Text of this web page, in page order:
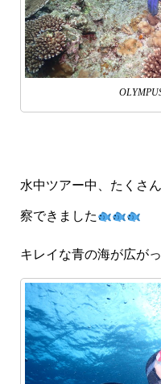
水中ツアー中、たくさ
察できました
キレイな青の海が広が